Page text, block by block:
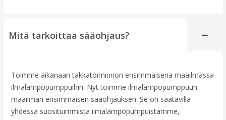
Mitä tarkoittaa sääohjaus?
Toimme aikanaan takkatoiminnon ensimmäisenä maailmassa
ilmalämpöpumppuihin. Nyt toimme ilmalämpöpumppuun
maailman ensimmäisen sääohjauksen. Se on saatavilla
yhdessä suosituimmista ilmalämpöpumpuistamme,